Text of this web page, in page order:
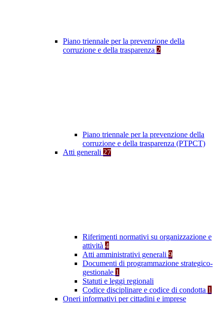
Piano triennale per la prevenzione della
corruzione e della trasparenza 2
Piano triennale per la prevenzione della
corruzione e della trasparenza (PTPCT)
Atti generali 27
Riferimenti normativi su organizzazione e
attività 4
Atti amministrativi generali 9
Documenti di programmazione strategico-
gestionale 1
Statuti e leggi regionali
Codice disciplinare e codice di condotta 1
Oneri informativi per cittadini e imprese